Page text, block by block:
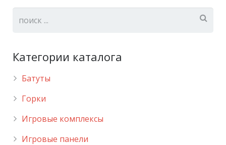
Категории каталога
Батуты
Горки
Игровые комплексы
Игровые панели